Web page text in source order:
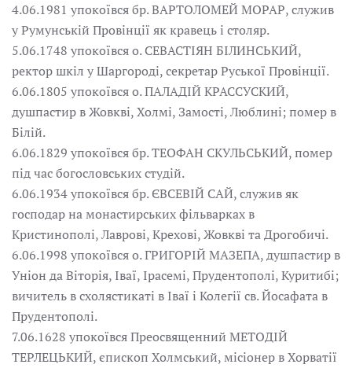
4.06.1981 упокоївся бр. ВАРТОЛОМЕЙ МОРАР, служив
у Румунській Провінції як кравець і столяр.
5.06.1748 упокоївся о. СЕВАСТІЯН БІЛИНСЬКИЙ,
ректор шкіл у Шаргороді, секретар Руської Провінції.
6.06.1805 упокоївся о. ПАЛАДІЙ КРАССУСКИЙ,
душпастир в Жовкві, Холмі, Замості, Люблині; помер в
Білій.
6.06.1829 упокоївся бр. ТЕОФАН СКУЛЬСЬКИЙ, помер
під час богословських студій.
6.06.1934 упокоївся бр. ЄВСЕВІЙ САЙ, служив як
господар на монастирських фільварках в
Кристинополі, Лаврові, Крехові, Жовкві та Дрогобичі.
6.06.1998 упокоївся о. ГРИГОРІЙ МАЗЕПА, душпастир в
Уніон да Віторія, Іваї, Ірасемі, Прудентополі, Куритибі;
вичитель в схолястикаті в Іваї і Колегії св. Йосафата в
Прудентополі.
7.06.1628 упокоївся Преосвященний МЕТОДІЙ
ТЕРЛЕЦЬКИЙ, єпископ Холмський, місіонер в Хорватії